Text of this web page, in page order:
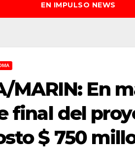
EN IMPULSO NEWS
MARIN: En
final del
$ 750